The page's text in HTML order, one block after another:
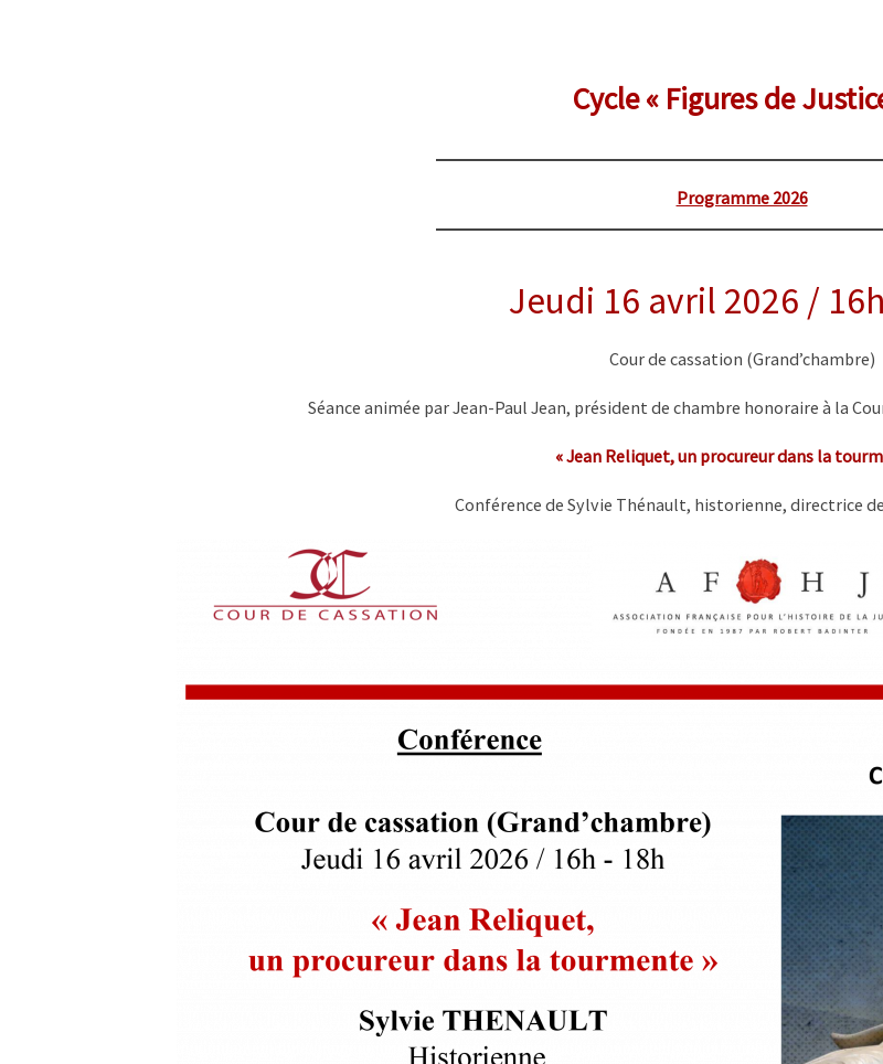
Cycle « Figures de
Programme 2026
Jeudi 16 avril 2026 /
Cour de cassation (Grand’chambre)
Séance animée par Jean-Paul Jean, président de chambre honoraire à la
« Jean Reliquet, un procureur dans la
Conférence de Sylvie Thénault, historienne, directrice de